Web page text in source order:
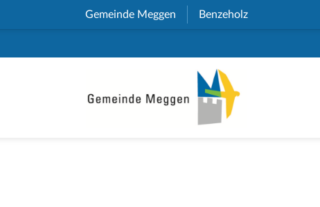
Gemeinde Meggen (External Link)
Benzeholz(External Link)